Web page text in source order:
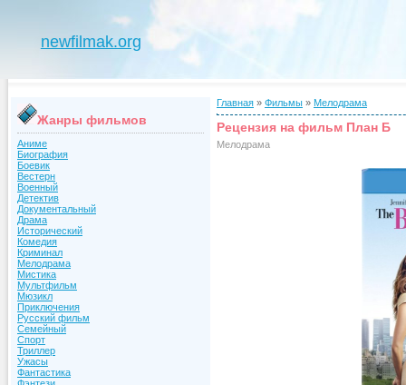
newfilmak.org
Жанры фильмов
Аниме
Биография
Боевик
Вестерн
Военный
Детектив
Документальный
Драма
Исторический
Комедия
Криминал
Мелодрама
Мистика
Мультфильм
Мюзикл
Приключения
Русский фильм
Семейный
Спорт
Триллер
Ужасы
Фантастика
Главная » Фильмы » Мелодрама
Рецензия на фильм План Б
Мелодрама